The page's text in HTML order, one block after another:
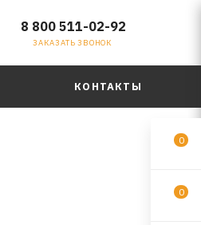
8 800 511-02-92
ЗАКАЗАТЬ ЗВОНОК
КОНТАКТЫ
0
0